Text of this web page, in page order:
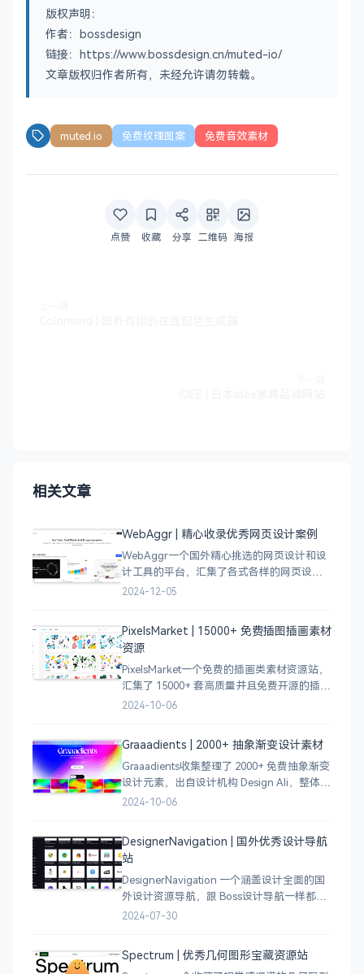
版权声明：
作者：bossdesign
链接：https://www.bossdesign.cn/muted-io/
文章版权归作者所有，未经允许请勿转载。
muted.io 免费纹理图案 免费音效素材
点赞 收藏 分享 二维码 海报
相关文章
WebAggr | 精心收录优秀网页设计案例
WebAggr一个国外精心挑选的网页设计和设
计工具的平台，汇集了各式各样的网页设计
案例，涵盖个人博客、时尚、设计、机构、
计，应
2024-12-05
PixelsMarket | 15000+ 免费插图插画素材
资源
PixelsMarket一个免费的插画类素材资源站，
汇集了 15000+ 套高质量并且免费开源的插图
插画和图标资源。
2024-10-06
Graaadients | 2000+ 抽象渐变设计素材
Graaadients收集整理了 2000+ 免费抽象渐变
设计元素，出自设计机构 Design Ali，整体渐
变色比较鲜艳，更像是 AI 生成的元素，需要
2024-10-06
DesignerNavigation | 国外优秀设计导航
站
DesignerNavigation 一个涵盖设计全面的国
外设计资源导航，跟 Boss设计导航一样都是
分门别类的划分设计灵感、资讯、UI 资源、
2024-07-30
Spectrum | 优秀几何图形宝藏资源站